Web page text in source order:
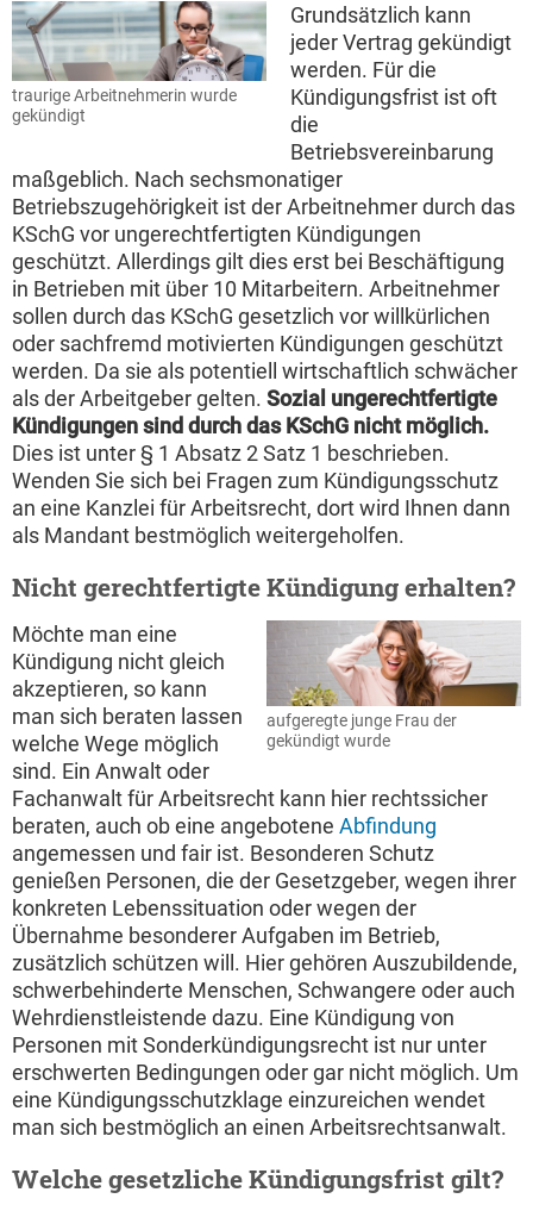
traurige Arbeitnehmerin wurde
gekündigt
Grundsätzlich kann
jeder Vertrag gekündigt
werden. Für die
Kündigungsfrist ist oft
die
Betriebsvereinbarung
maßgeblich. Nach sechsmonatiger
Betriebszugehörigkeit ist der Arbeitnehmer durch das
KSchG vor ungerechtfertigten Kündigungen
geschützt. Allerdings gilt dies erst bei Beschäftigung
in Betrieben mit über 10 Mitarbeitern. Arbeitnehmer
sollen durch das KSchG gesetzlich vor willkürlichen
oder sachfremd motivierten Kündigungen geschützt
werden. Da sie als potentiell wirtschaftlich schwächer
als der Arbeitgeber gelten. Sozial ungerechtfertigte
Kündigungen sind durch das KSchG nicht möglich.
Dies ist unter § 1 Absatz 2 Satz 1 beschrieben.
Wenden Sie sich bei Fragen zum Kündigungsschutz
an eine Kanzlei für Arbeitsrecht, dort wird Ihnen dann
als Mandant bestmöglich weitergeholfen.
Nicht gerechtfertigte Kündigung erhalten?
aufgeregte junge Frau der
gekündigt wurde
Möchte man eine
Kündigung nicht gleich
akzeptieren, so kann
man sich beraten lassen
welche Wege möglich
sind. Ein Anwalt oder
Fachanwalt für Arbeitsrecht kann hier rechtssicher
beraten, auch ob eine angebotene Abfindung
angemessen und fair ist. Besonderen Schutz
genießen Personen, die der Gesetzgeber, wegen ihrer
konkreten Lebenssituation oder wegen der
Übernahme besonderer Aufgaben im Betrieb,
zusätzlich schützen will. Hier gehören Auszubildende,
schwerbehinderte Menschen, Schwangere oder auch
Wehrdienstleistende dazu. Eine Kündigung von
Personen mit Sonderkündigungsrecht ist nur unter
erschwerten Bedingungen oder gar nicht möglich. Um
eine Kündigungsschutzklage einzureichen wendet
man sich bestmöglich an einen Arbeitsrechtsanwalt.
Welche gesetzliche Kündigungsfrist gilt?